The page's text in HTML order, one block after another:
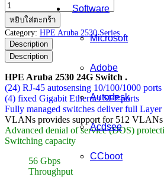
Software
Microsoft
Adobe
Autodesk
Acdsee
CCboot
จำนวน
HPE
Aruba
2530
24G
Switch
ชิ้น
หยิบใส่ตะกร้า
Category: HPE Aruba 2530 Series
Description
Description
HPE Aruba 2530 24G Switch .
(24) RJ-45 autosensing 10/100/1000 ports
(4) fixed Gigabit Ethernet SFP ports
Fully managed switches deliver full Layer
VLANs provides support for 512
Advanced denial of service (DOS)
Switching capacity
56 Gbps
Throughput